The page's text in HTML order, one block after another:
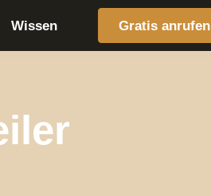
Wissen Gratis anrufen